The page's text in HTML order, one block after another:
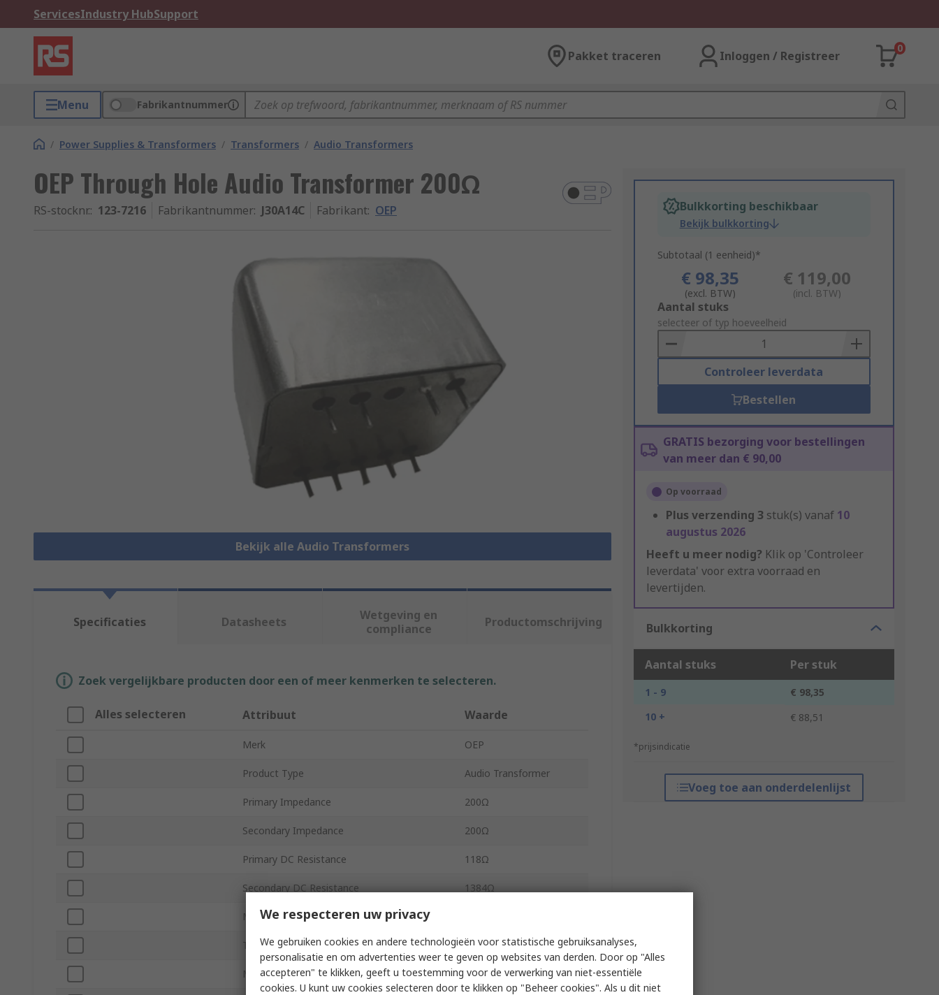
ServicesIndustry HubSupport
Pakket traceren Inloggen / Registreer
0
Menu Fabrikantnummer
/ Power Supplies & Transformers / Transformers / Audio Transformers
OEP Through Hole Audio Transformer 200Ω
RS-stocknr.: 123-7216 Fabrikantnummer: J30A14C Fabrikant: OEP
Bekijk alle Audio Transformers
Bulkkorting beschikbaar
Bekijk bulkkorting
Subtotaal (1 eenheid)*
€ 98,35
(excl. BTW)
€ 119,00
(incl. BTW)
Add
to
Basket
Aantal stuks
selecteer of typ hoeveelheid
Controleer leverdata
Bestellen
GRATIS bezorging voor bestellingen
van meer dan € 90,00
Op voorraad
Plus verzending 3 stuk(s) vanaf 10
augustus 2026
Heeft u meer nodig? Klik op 'Controleer
leverdata' voor extra voorraad en
levertijden.
Bulkkorting
Aantal stuks Per stuk
1 - 9
€ 98,35
10 +
€ 88,51
*prijsindicatie
Voeg toe aan onderdelenlijst
Specificaties Datasheets
Wetgeving en
compliance
Productomschrijving
Zoek vergelijkbare producten door een of meer kenmerken te selecteren.
Alles selecteren Attribuut Waarde
Merk OEP
Product Type Audio Transformer
Primary Impedance 200Ω
Secondary Impedance 200Ω
Primary DC Resistance 118Ω
Secondary DC Resistance 1384Ω
Mount Type
Termination Type PC Pin
Minimum Operating Temperature -20°C
We respecteren uw privacy
We gebruiken cookies en andere technologieën voor statistische gebruiksanalyses,
personalisatie en om advertenties weer te geven op websites van derden. Door op "Alles
accepteren" te klikken, geeft u toestemming voor de verwerking van niet-essentiële
cookies. U kunt uw cookies selecteren door te klikken op "Beheer cookies". Als u dit niet